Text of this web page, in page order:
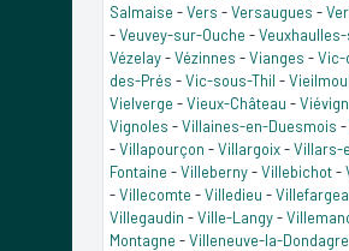
Salmaise -Vers -Versaugues -
-Veuvey-sur-Ouche -
Vézelay-Vézinnes -Vianges -Vic-
des-Prés -Vic-sous-Thil -
Vielverge -Vieux-Château -
Vignoles -Villaines-en-Duesmois -
-Villapourçon -Villargoix-Villars-
Fontaine -Villeberny-Villebichot-
-Villecomte -Villedieu -
Villegaudin -Ville-Langy-
Montagne -Villeneuve-la-Dondagre